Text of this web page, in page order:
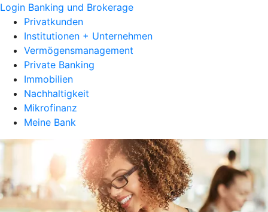
Login Banking und Brokerage
Privatkunden
Institutionen + Unternehmen
Vermögensmanagement
Private Banking
Immobilien
Nachhaltigkeit
Mikrofinanz
Meine Bank